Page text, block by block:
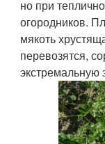
но при
огородников.
мякоть
перевозятся,
экстремальную